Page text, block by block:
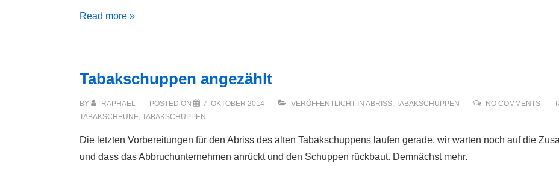
Der
Read more »
Tabakschuppen angezählt
BY RAPHAEL POSTED ON 7. OKTOBER 2014 VERÖFFENTLICHT IN ABRISS, TABAKSCHUPPEN NO COMMENTS
TABAKSCHEUNE, TABAKSCHUPPEN
Die letzten Vorbereitungen für den Abriss des alten Tabakschuppens laufen gerade, wir warten noch auf die
und dass das Abbruchunternehmen anrückt und den Schuppen rückbaut. Demnächst mehr.